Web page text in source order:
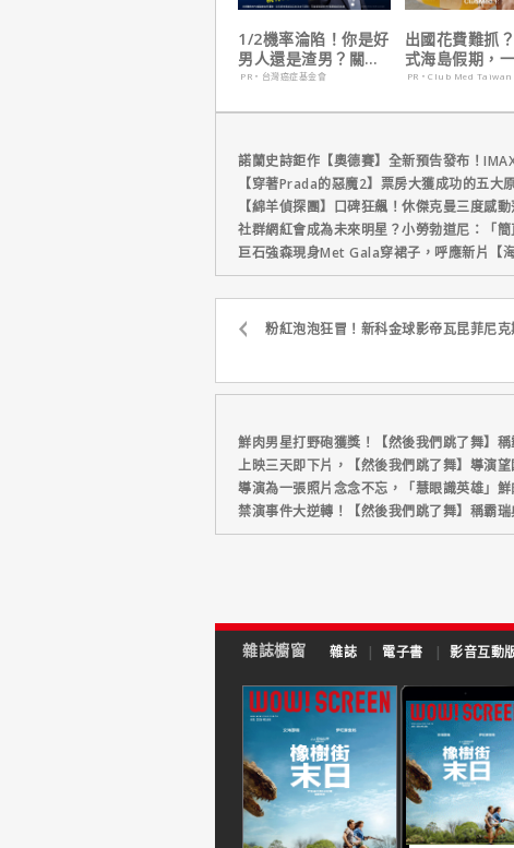
1/2機率淪陷！你是好
男人還是渣男？關鍵
在這
PR・台灣癌症基金會
出國花費難抓
式海島假期，
定食宿玩樂，省
PR・Club Med Taiwan
諾蘭史詩鉅作【奧德賽】全新預告發布！
【穿著Prada的惡魔2】票房大獲成功的五大
【綿羊偵探團】口碑狂飆！休傑克曼三度感
社群網紅會成為未來明星？小勞勃道尼：「簡
巨石強森現身Met Gala穿裙子，呼應新片【
粉紅泡泡狂冒！新科金球影帝瓦昆菲尼
鮮肉男星打野砲獲獎！【然後我們跳了舞】
上映三天即下片，【然後我們跳了舞】導演
導演為一張照片念念不忘，「慧眼識英雄」
禁演事件大逆轉！【然後我們跳了舞】稱霸
雜誌櫥窗 雜誌 | 電子書 | 影音互動